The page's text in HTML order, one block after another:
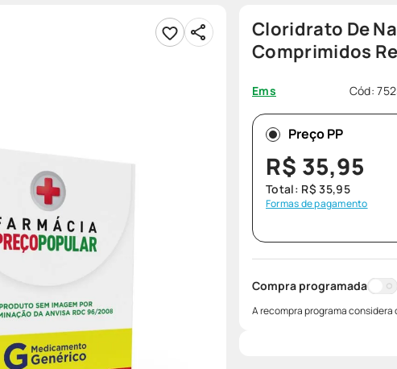
Cloridrato De
Comprimidos
Ems Cód:
Preço PP
R$ 35,95
Total: R$ 35,95
Formas de pagamento
Compra programada
A recompra programa considera